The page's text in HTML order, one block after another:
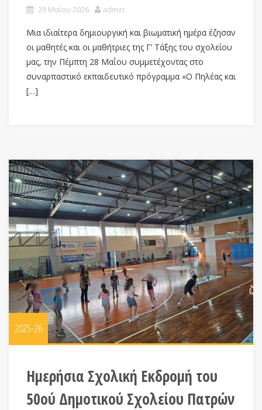
29 Μαΐου 2026 admin
Μια ιδιαίτερα δημιουργική και βιωματική ημέρα έζησαν
οι μαθητές και οι μαθήτριες της Γ’ Τάξης του σχολείου
μας, την Πέμπτη 28 Μαΐου συμμετέχοντας στο
συναρπαστικό εκπαιδευτικό πρόγραμμα «Ο Πηλέας και
[…]
2025-26
Ημερήσια Σχολική Εκδρομή του
50ού Δημοτικού Σχολείου Πατρών